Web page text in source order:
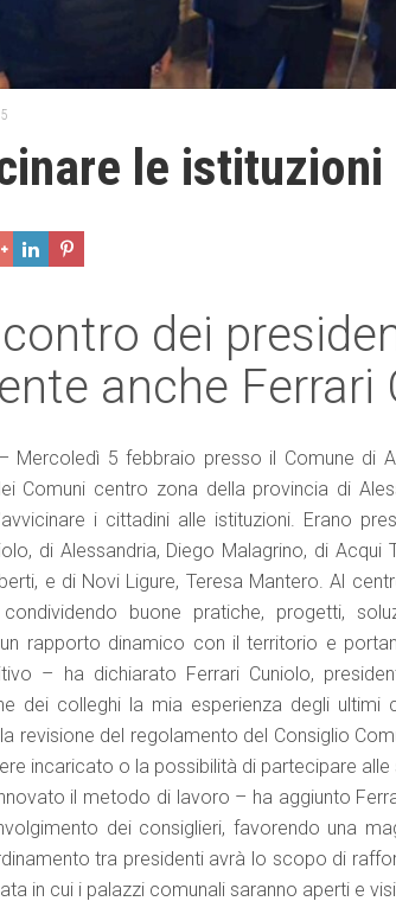
le istituzioni
dei
anche Ferrari
– Mercoledì 5 febbraio presso il Comune di
Comuni centro zona della provincia di
i cittadini alle istituzioni. Erano
di Alessandria, Diego Malagrino, di
e di Novi Ligure, Teresa Mantero. Al
condividendo buone pratiche, progetti,
rapporto dinamico con il territorio e
– ha dichiarato Ferrari Cuniolo,
dei colleghi la mia esperienza degli
revisione del regolamento del Consiglio
incaricato o la possibilità di partecipare
il metodo di lavoro – ha aggiunto
dei consiglieri, favorendo una
tra presidenti avrà lo scopo di
in cui i palazzi comunali saranno aperti e